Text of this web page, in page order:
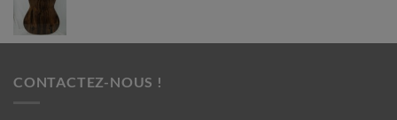
CONTACTEZ-NOUS !